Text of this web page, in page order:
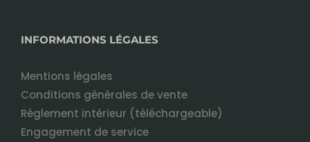
INFORMATIONS LÉGALES
Mentions légales
Conditions générales de vente
Règlement intérieur (téléchargeable)
Engagement de service